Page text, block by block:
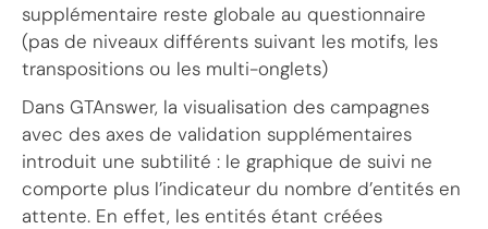
supplémentaire reste globale au questionnaire
(pas de niveaux différents suivant les motifs, les
transpositions ou les multi-onglets)
Dans GTAnswer, la visualisation des campagnes
avec des axes de validation supplémentaires
introduit une subtilité : le graphique de suivi ne
comporte plus l’indicateur du nombre d’entités en
attente. En effet, les entités étant créées